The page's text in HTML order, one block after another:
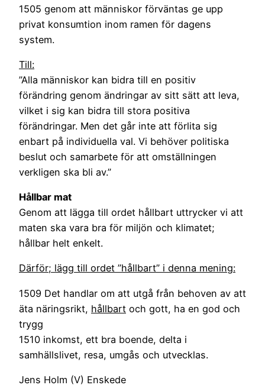
1505 genom att människor förväntas ge upp
privat konsumtion inom ramen för dagens
system.
Till:
”Alla människor kan bidra till en positiv
förändring genom ändringar av sitt sätt att leva,
vilket i sig kan bidra till stora positiva
förändringar. Men det går inte att förlita sig
enbart på individuella val. Vi behöver politiska
beslut och samarbete för att omställningen
verkligen ska bli av.”
Hållbar mat
Genom att lägga till ordet hållbart uttrycker vi att
maten ska vara bra för miljön och klimatet;
hållbar helt enkelt.
Därför; lägg till ordet ”hållbart” i denna mening:
1509 Det handlar om att utgå från behoven av att
äta näringsrikt, hållbart och gott, ha en god och
trygg
1510 inkomst, ett bra boende, delta i
samhällslivet, resa, umgås och utvecklas.
Jens Holm (V) Enskede